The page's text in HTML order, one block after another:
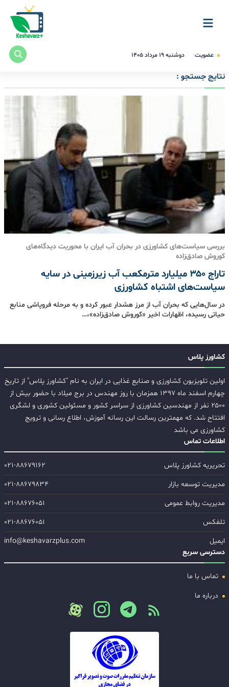
عضویت دوشنبه ۱۹ مرداد ۱۴۰۵
نتایج جستجو :
بررسی سیاست‌های کشاورزی در بحران آب ایران با محوریت دیدگاه‌های
کوروش صادق‌زاده
تاراج ۳۵۰ میلیارد مترمکعب آب زیرزمینی در سایه
سیاست‌های اشتباه کشاورزی
در سال‌هایی که بحران آب از مرز هشدار عبور کرده و به مرحله فروپاشی منابع
حیاتی رسیده، اظهارات اخیر «کوروش صادق‌زاده»،…
کشاورز پلاس
اولین تلویزیون کشاورزی و صنایع غذایی در ایران به نام "کشاورز پلاس" از تاریخ
چهارم اسفند ماه ۱۳۹۷ همزمان با روز مهندس در برج میلاد با حضور بیش از
۲۵۰۰ نفر از مهندسین کشاورزی از سراسر کشور و مسئولین کشوری و لشگری
افتتاح شد. که مهمترین رسالت این رسانه آموزش، اطلاع رسانی و ترویج
کشاورزی می باشد
اطلاعات تماس
تحریریه کشاورز پلاس
۰۲۱-۸۸۶۷۹۱۶۲
مدیریت توسعه بازار
۰۲۱-۸۸۶۷۹۸۳۴
مدیریت روابط عمومی
۰۲۱-۸۸۶۷۶۰۵۱
تلفکس
۰۲۱-۸۸۶۷۶۰۵۱
ایمیل
info@keshavarzplus.com
دسترسی سریع
تماس با ما
درباره ما